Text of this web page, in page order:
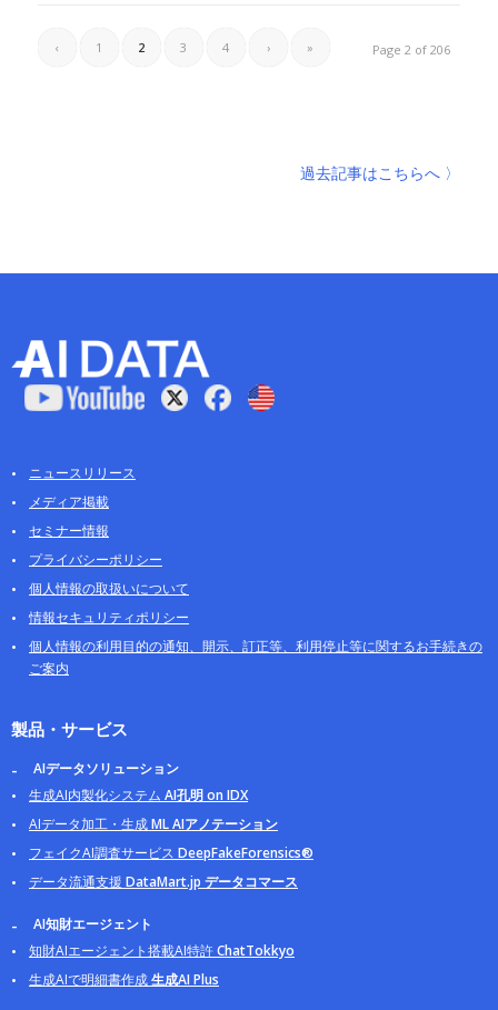
Page 2 of 206
‹ 1 2 3 4 › »
過去記事はこちらへ 〉
ニュースリリース
メディア掲載
セミナー情報
プライバシーポリシー
個人情報の取扱いについて
情報セキュリティポリシー
個人情報の利用目的の通知、開示、訂正等、利用停止等に関するお手続きの
ご案内
製品・サービス
AIデータソリューション
生成AI内製化システム AI孔明 on IDX
AIデータ加工・生成ML AIアノテーション
フェイクAI調査サービス DeepFakeForensics®
データ流通支援 DataMart.jp データコマース
AI知財エージェント
知財AIエージェント搭載AI特許ChatTokkyo
生成AIで明細書作成生成AI Plus